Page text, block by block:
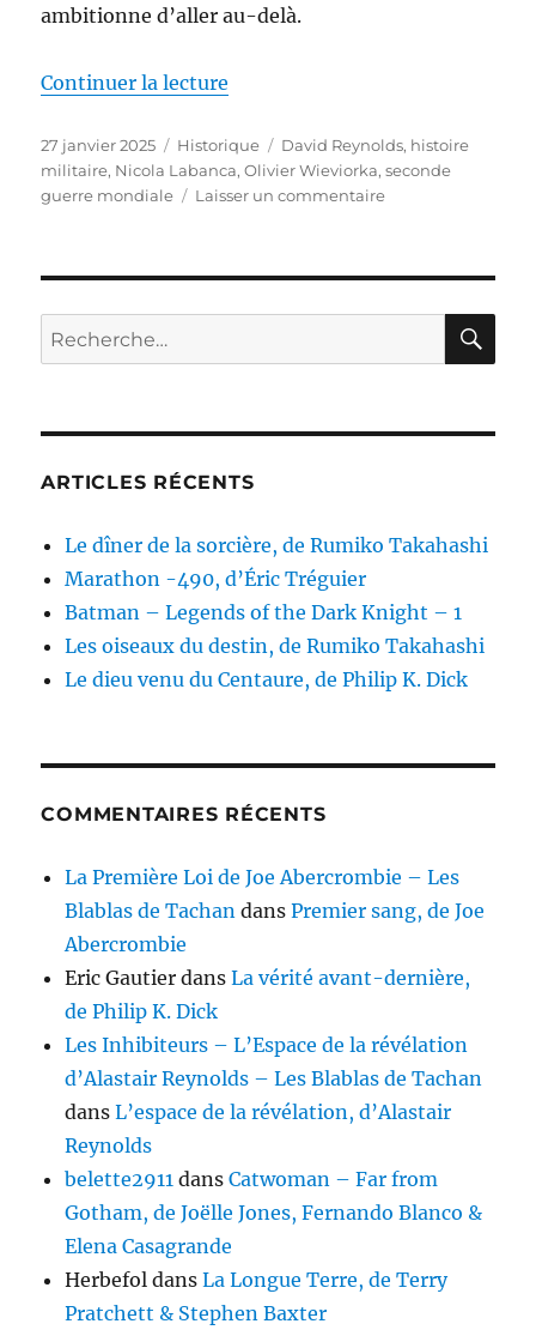
ambitionne d’aller au-delà.
Continuer la lecture
Publié
le
27 janvier 2025 Catégories
Historique Étiquettes
David Reynolds, histoire
militaire, Nicola Labanca,Olivier Wieviorka,seconde
guerre mondiale
Laisser un commentairesur
dirigé
Nicola
Recherche
pour :
ARTICLES RÉCENTS
Le dîner de la sorcière, de Rumiko Takahashi
Marathon -490, d’Éric Tréguier
Batman – Legends of the Dark Knight – 1
Les oiseaux du destin, de Rumiko Takahashi
Le dieu venu du Centaure, de Philip K. Dick
COMMENTAIRES RÉCENTS
La Première Loi de Joe Abercrombie – Les
Blablas de Tachan dansPremier sang, de Joe
Abercrombie
Eric Gautier dansLa vérité avant-dernière,
de Philip K. Dick
Les Inhibiteurs – L’Espace de la révélation
d’Alastair Reynolds – Les Blablas de Tachan
dansL’espace de la révélation, d’Alastair
Reynolds
belette2911 dansCatwoman – Far from
Gotham, de Joëlle Jones, Fernando Blanco &
Elena Casagrande
Herbefol dansLa Longue Terre, de Terry
Pratchett & Stephen Baxter